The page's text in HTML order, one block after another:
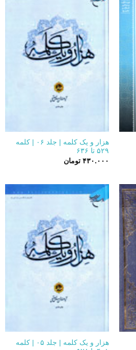
هزار و یک کلمه | جلد ۰۶ | کلمه
۵۲۹ تا ۶۳۶
۴۳۰.۰۰۰ تومان
هزار و یک کلمه | جلد ۰۵ | کلمه